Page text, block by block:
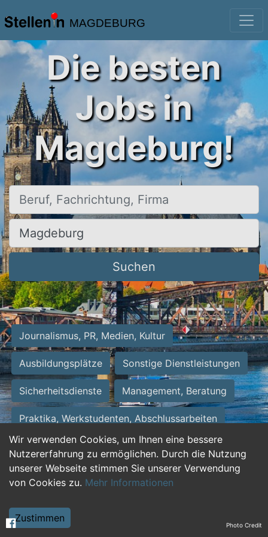
MAGDEBURG
Wir verwenden Cookies, um Ihnen eine bessere
Nutzererfahrung zu ermöglichen. Durch die Nutzung
unserer Webseite stimmen Sie unserer Verwendung
von Cookies zu. Mehr Informationen
Zustimmen
Die besten
Jobs in
Magdeburg!
Beruf, Fachrichtung, Firma
Ort, Stadt
Suchen
Journalismus, PR, Medien, Kultur
Ausbildungsplätze Sonstige Dienstleistungen
Sicherheitsdienste Management, Beratung
Praktika, Werkstudenten, Abschlussarbeiten
Personalwesen Assistenz, Sekretariat
Hilfskräfte, Aushilfs- und Nebenjobs
Weiterbildung, Studium, duale Ausbildung Photo Credit